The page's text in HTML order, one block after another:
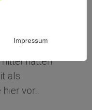
Impressum
hatten
als
vor.